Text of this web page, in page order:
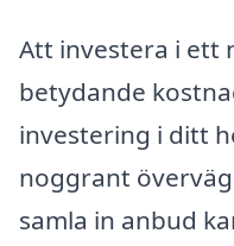
Att investera i ett
betydande
investering i ditt
noggrant
samla in anbud